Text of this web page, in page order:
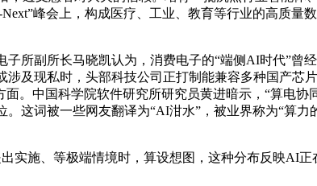
峰会上，构成医疗、工业、教育等行业的高质量
副所长马晓凯认为，消费电子的“端侧AI时代”曾
及现私时，头部科技公司正打制能兼容多种国产芯
。中国科学院软件研究所研究员黄进暗示，“算电
这词被一些网友翻译为“AI泔水”，被业界称为“算
施、等极端情境时，算设想图，这种分布反映AI